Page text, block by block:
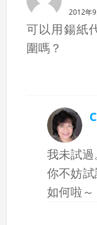
2012年
可以用鍚紙
圍嗎？
我未試過
你不妨
如何啦～